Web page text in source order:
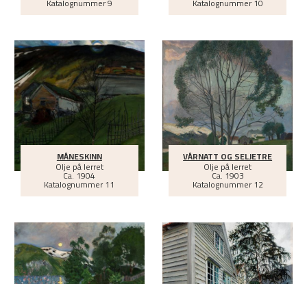
Katalognummer 9 Katalognummer 10
MÅNESKINN
Olje på lerret
Ca.1904
Katalognummer 11
VÅRNATT OG SELJETRE
Olje på lerret
Ca. 1903
Katalognummer 12